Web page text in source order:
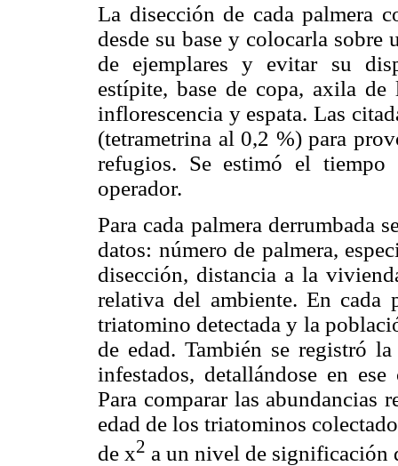
La disección de cada palmera
desde su base y colocarla
de ejemplares y evitar su
estípite, base de copa, axila
inflorescencia y espata. Las
(tetrametrina al 0,2 %) para
refugios. Se estimó el
operador.
Para cada palmera derrumbada
datos: número de palmera,
disección, distancia a la
relativa del ambiente. En cada
triatomino detectada y la
de edad. También se registró
infestados, detallándose en
Para comparar las abundancias
edad de los triatominos
de x2 a un nivel de